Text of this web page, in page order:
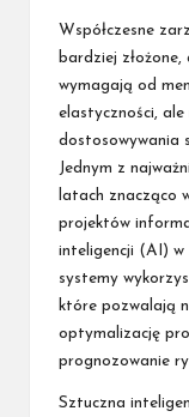
Współczesne
bardziej
wymagają od
elastyczności, ale
dostosowywania
Jednym z
latach znacząco
projektów
inteligencji (AI) w
systemy
które pozwalają
optymalizację
prognozowanie
Sztuczna